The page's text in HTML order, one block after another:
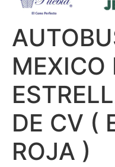
MEXICO
DE CV (
ROJA )